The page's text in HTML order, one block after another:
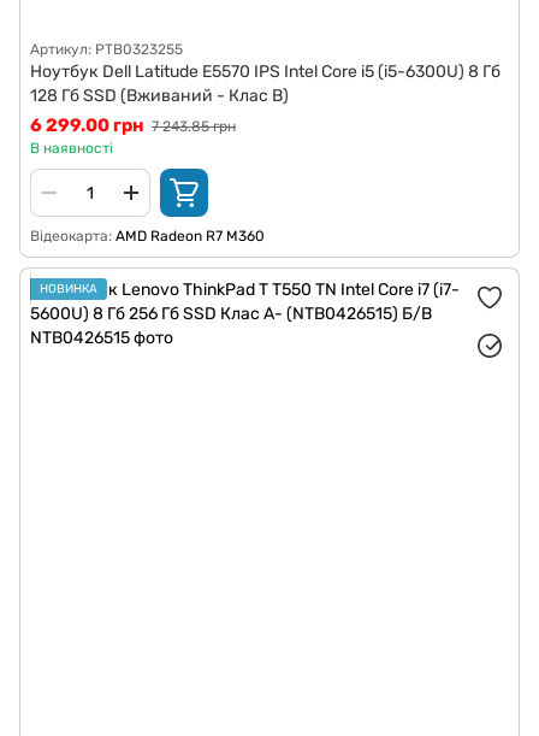
Артикул: PTB0323255
Ноутбук Dell Latitude E5570 IPS Intel Core i5 (i5-6300U) 8 Гб
128 Гб SSD (Вживаний - Клас B)
6 299.00 грн 7 243.85 грн
В наявності
Відеокарта AMD Radeon R7 M360
НОВИНКА